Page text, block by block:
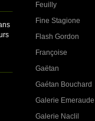
Feuilly
Fine Stagione
Flash Gordon
Françoise
Gaëtan
Gaétan Bouchard
Galerie Emeraude
Galerie Naclil